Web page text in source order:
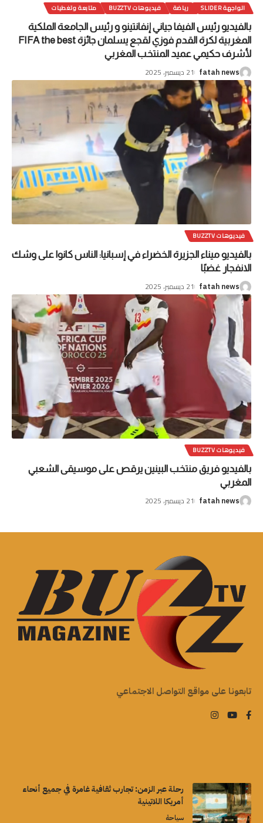
الواجهة SLIDER رياضة فيديوهات BUZZTV
متابعة وتغطيات
بالفيديو رئيس الفيفا جياني إنفانتينو و رئيس الجامعة الملكية
المغربية لكرة القدم فوزي لقجع يسلمان جائزة FIFA the best
لأشرف حكيمي عميد المنتخب المغربي
fatah news 21 ديسمبر، 2025
فيديوهات BUZZTV
بالفيديو ميناء الجزيرة الخضراء في إسبانيا: الناس كانوا على وشك
الانفجار غضبًا
fatah news 21 ديسمبر، 2025
فيديوهات BUZZTV
بالفيديو فريق منتخب البينين يرقص على موسيقى الشعبي
المغربي
fatah news 21 ديسمبر، 2025
تابعونا على مواقع التواصل الاجتماعي
رحلة عبر الزمن: تجارب ثقافية غامرة في جميع أنحاء
أمريكا اللاتينية
سياحة